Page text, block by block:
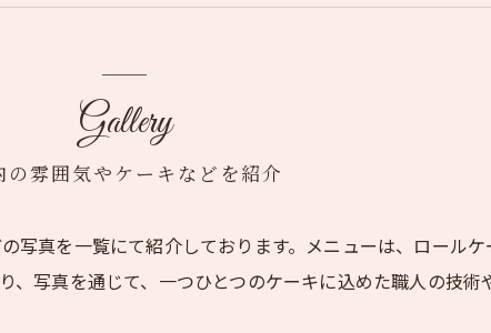
Gallery
の雰囲気やケーキなどを紹介
写真を一覧にて紹介しております。メニューは、ロール
写真を通じて、一つひとつのケーキに込めた職人の技術